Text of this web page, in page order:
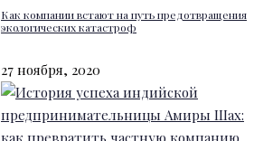
Как компании встают на путь предотвращения
экологических катастроф
27 ноября, 2020